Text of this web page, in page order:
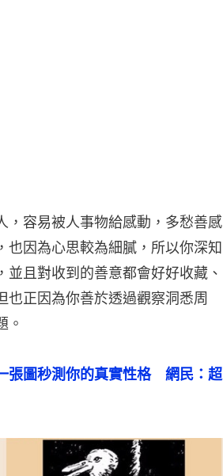
，容易被人事物給感動，多愁善感
也因為心思較為細膩，所以你深知
且對收到的善意都會好好收藏、
正因為你善於透過觀察洞悉周
。
張圖秒測你的真實性格　網民：超